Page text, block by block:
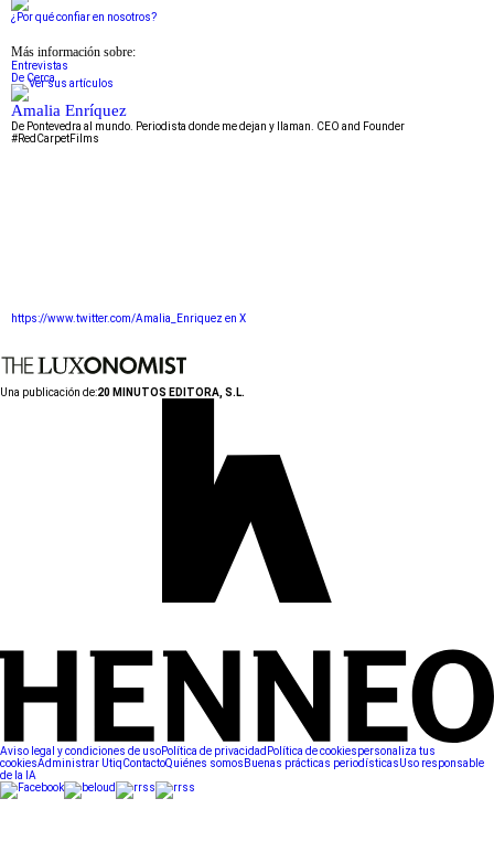
¿Por qué confiar en nosotros?
Más información sobre:
Entrevistas
De Cerca
Amalia Enríquez
De Pontevedra al mundo. Periodista donde me dejan y llaman. CEO and Founder
#RedCarpetFilms
https://www.twitter.com/Amalia_Enriquez en X
Una publicación de:20 MINUTOS EDITORA, S.L.
Aviso legal y condiciones de usoPolítica de privacidad Política de cookiespersonaliza tus
cookiesAdministrar UtiqContactoQuiénes somos Buenas prácticas periodísticasUso responsable
de la IA